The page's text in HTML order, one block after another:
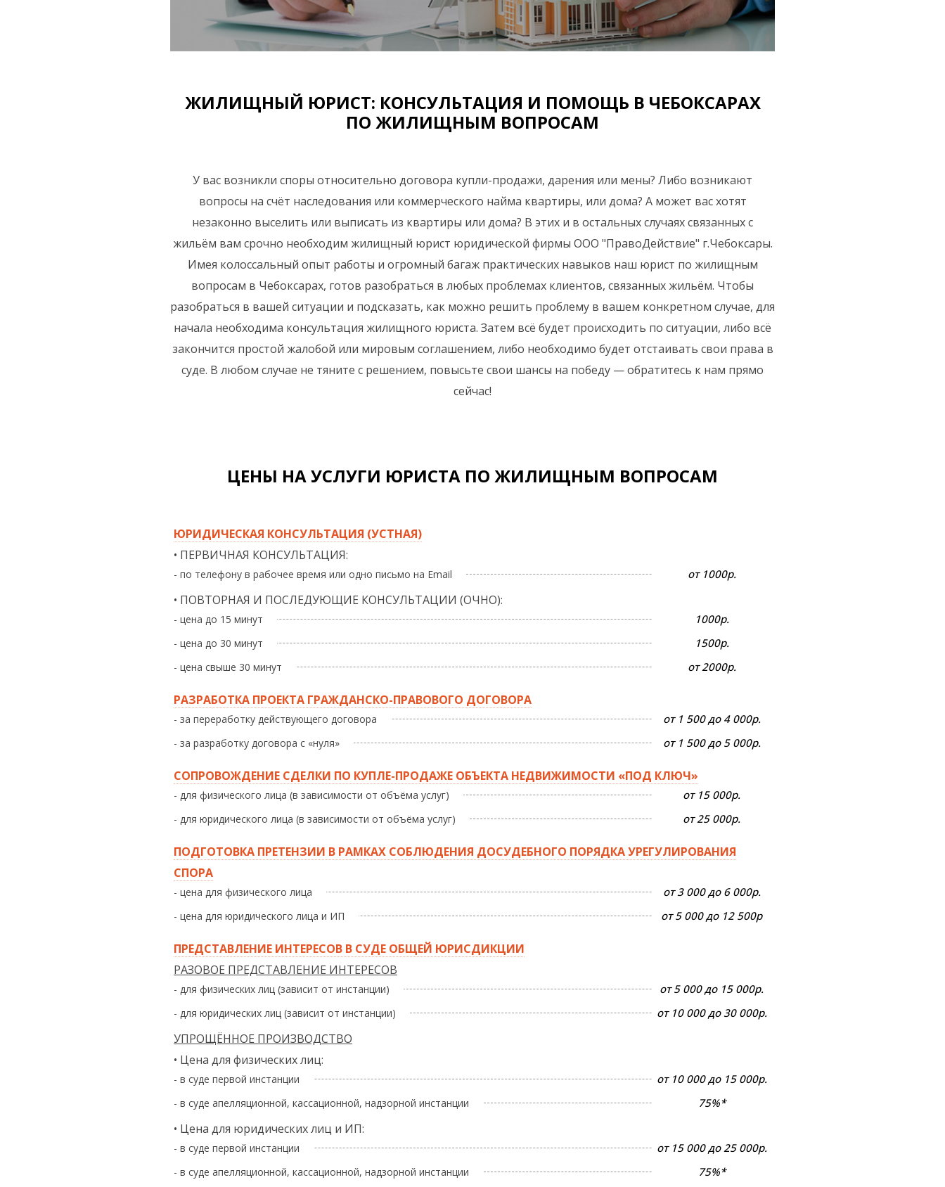
ЖИЛИЩНЫЙ ЮРИСТ: КОНСУЛЬТАЦИЯ И ПОМОЩЬ В ЧЕБОКСАРАХ
ПО ЖИЛИЩНЫМ ВОПРОСАМ
У вас возникли споры относительно договора купли-продажи, дарения или мены? Либо возникают
вопросы на счёт наследования или коммерческого найма квартиры, или дома? А может вас хотят
незаконно выселить или выписать из квартиры или дома? В этих и в остальных случаях связанных с
жильём вам срочно необходим жилищный юрист юридической фирмы ООО "ПравоДействие" г.Чебоксары.
Имея колоссальный опыт работы и огромный багаж практических навыков наш юрист по жилищным
вопросам в Чебоксарах, готов разобраться в любых проблемах клиентов, связанных жильём. Чтобы
разобраться в вашей ситуации и подсказать, как можно решить проблему в вашем конкретном случае, для
начала необходима консультация жилищного юриста. Затем всё будет происходить по ситуации, либо всё
закончится простой жалобой или мировым соглашением, либо необходимо будет отстаивать свои права в
суде. В любом случае не тяните с решением, повысьте свои шансы на победу — обратитесь к нам прямо
сейчас!
ЦЕНЫ НА УСЛУГИ ЮРИСТА ПО ЖИЛИЩНЫМ ВОПРОСАМ
ЮРИДИЧЕСКАЯ КОНСУЛЬТАЦИЯ (УСТНАЯ)
• ПЕРВИЧНАЯ КОНСУЛЬТАЦИЯ:
- по телефону в рабочее время или одно письмо на Email от 1000р.
• ПОВТОРНАЯ И ПОСЛЕДУЮЩИЕ КОНСУЛЬТАЦИИ (ОЧНО):
- цена до 15 минут 1000р.
- цена до 30 минут 1500р.
- цена свыше 30 минут от 2000р.
РАЗРАБОТКА ПРОЕКТА ГРАЖДАНСКО-ПРАВОВОГО ДОГОВОРА
- за переработку действующего договора от 1 500 до 4 000р.
- за разработку договора с «нуля» от 1 500 до 5 000р.
СОПРОВОЖДЕНИЕ СДЕЛКИ ПО КУПЛЕ-ПРОДАЖЕ ОБЪЕКТА НЕДВИЖИМОСТИ «ПОД КЛЮЧ»
- для физического лица (в зависимости от объёма услуг) от 15 000р.
- для юридического лица (в зависимости от объёма услуг) от 25 000р.
ПОДГОТОВКА ПРЕТЕНЗИИ В РАМКАХ СОБЛЮДЕНИЯ ДОСУДЕБНОГО ПОРЯДКА УРЕГУЛИРОВАНИЯ
СПОРА
- цена для физического лица от 3 000 до 6 000р.
- цена для юридического лица и ИП от 5 000 до 12 500р
ПРЕДСТАВЛЕНИЕ ИНТЕРЕСОВ В СУДЕ ОБЩЕЙ ЮРИСДИКЦИИ
РАЗОВОЕ ПРЕДСТАВЛЕНИЕ ИНТЕРЕСОВ
- для физических лиц (зависит от инстанции) от 5 000 до 15 000р.
- для юридических лиц (зависит от инстанции) от 10 000 до 30 000р.
УПРОЩЁННОЕ ПРОИЗВОДСТВО
• Цена для физических лиц:
- в суде первой инстанции от 10 000 до 15 000р.
- в суде апелляционной, кассационной, надзорной инстанции 75%*
• Цена для юридических лиц и ИП:
- в суде первой инстанции от 15 000 до 25 000р.
- в суде апелляционной, кассационной, надзорной инстанции 75%*